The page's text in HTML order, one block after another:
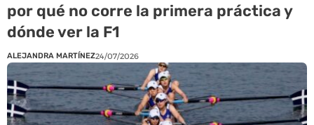
por qué no corre la primera práctica y
dónde ver la F1
ALEJANDRA MARTÍNEZ24/07/2026